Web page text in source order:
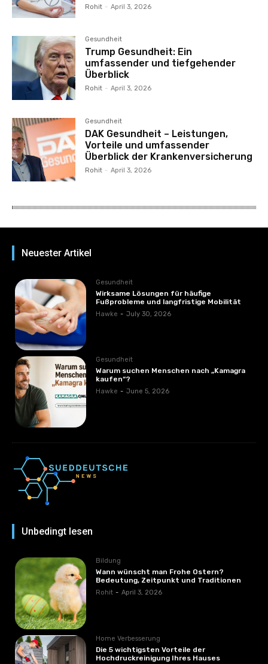
Rohit - April 3, 2026
Gesundheit
Trump Gesundheit: Ein
umfassender und tiefgehender
Überblick
Rohit - April 3, 2026
Gesundheit
DAK Gesundheit – Leistungen,
Vorteile und umfassender
Überblick der Krankenversicherung
Rohit - April 3, 2026
Neuester Artikel
Gesundheit
Wirksame Lösungen für häufige
Fußprobleme und langfristige Mobilität
Hawke - July 30, 2026
Gesundheit
Warum suchen Menschen nach „Kamagra
kaufen“?
Hawke - June 5, 2026
Unbedingt lesen
Bildung
Wann wünscht man Frohe Ostern?
Bedeutung, Zeitpunkt und Traditionen
Rohit - April 3, 2026
Home Verbesserung
Die 5 wichtigsten Vorteile der
Hochdruckreinigung Ihres Hauses